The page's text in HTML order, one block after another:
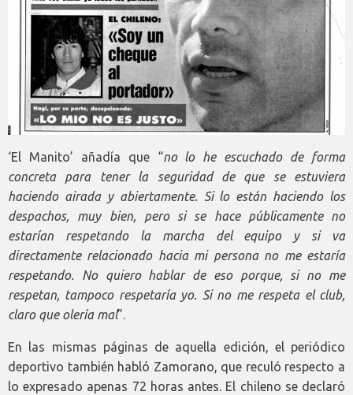
‘El Manito’ añadía que “no lo he escuchado de forma
concreta para tener la seguridad de que se estuviera
haciendo airada y abiertamente. Si lo están haciendo los
despachos, muy bien, pero si se hace públicamente no
estarían respetando la marcha del equipo y si va
directamente relacionado hacia mi persona no me estaría
respetando. No quiero hablar de eso porque, si no me
respetan, tampoco respetaría yo. Si no me respeta el club,
claro que olería mal”.
En las mismas páginas de aquella edición, el periódico
deportivo también habló Zamorano, que reculó respecto a
lo expresado apenas 72 horas antes. El chileno se declaró